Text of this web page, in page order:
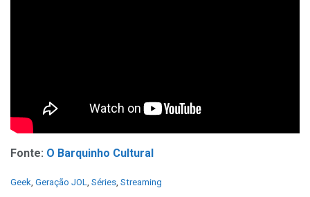
Fonte: O Barquinho Cultural
C
Geek, Geração JOL, Séries, Streaming